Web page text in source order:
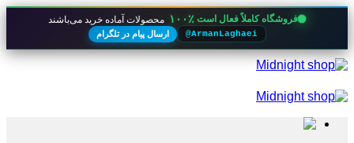
فروشگاه کاملاً فعال است ۱۰۰٪ محصولات آماده خرید می‌باشند
@ArmanLaghaei ارسال پیام در تلگرام
Skip
to